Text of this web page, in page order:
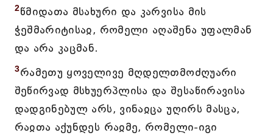
2წმიდათა მსახური და კარვისა მის
ჭეშმარიტისაჲ, რომელი აღაშენა უფალმან
და არა კაცმან.
3რამეთუ ყოველივე მღდელთმოძღუარი
შეწირვად მსხუერპლისა და შესაწირავისა
დადგინებულ არს, ვინაჲცა უღირს მასცა,
რაჲთა აქუნდეს რაჲმე, რომელი-იგი